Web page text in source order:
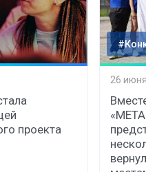
проекта
26 июня